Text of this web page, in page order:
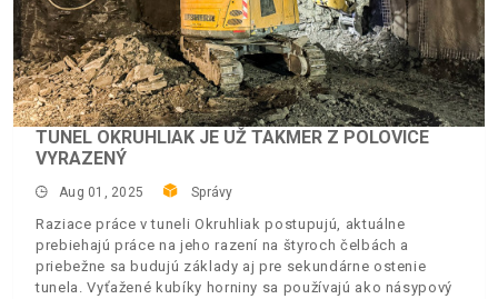
TUNEL OKRUHLIAK JE UŽ TAKMER Z POLOVICE
VYRAZENÝ
Aug 01, 2025 Správy
Raziace práce v tuneli Okruhliak postupujú, aktuálne
prebiehajú práce na jeho razení na štyroch čelbách a
priebežne sa budujú základy aj pre sekundárne ostenie
tunela. Vyťažené kubíky horniny sa používajú ako násypový